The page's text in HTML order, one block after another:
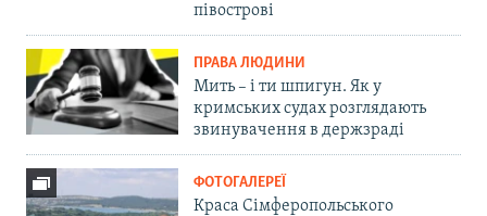
півострові
ПРАВА ЛЮДИНИ
Мить – і ти шпигун. Як у
кримських судах розглядають
звинувачення в держзраді
ФОТОГАЛЕРЕЇ
Краса Сімферопольського